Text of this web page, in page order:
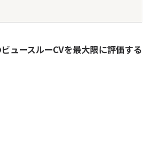
ュースルーCVを最大限に評価する